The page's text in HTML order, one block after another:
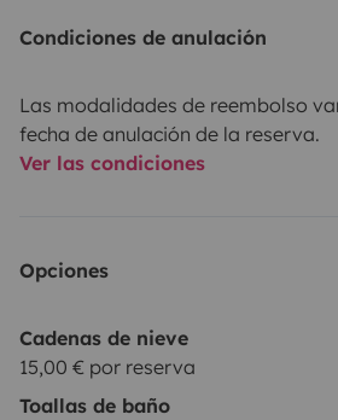
Condiciones de anulación
Las modalidades de reembolso
fecha de anulación de la reserva.
Ver las condiciones
Opciones
Cadenas de nieve
15,00 € por reserva
Toallas de baño